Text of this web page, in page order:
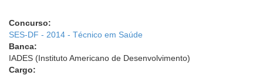
Concurso:
SES-DF - 2014 - Técnico em Saúde
Banca:
IADES (Instituto Americano de Desenvolvimento)
Cargo: